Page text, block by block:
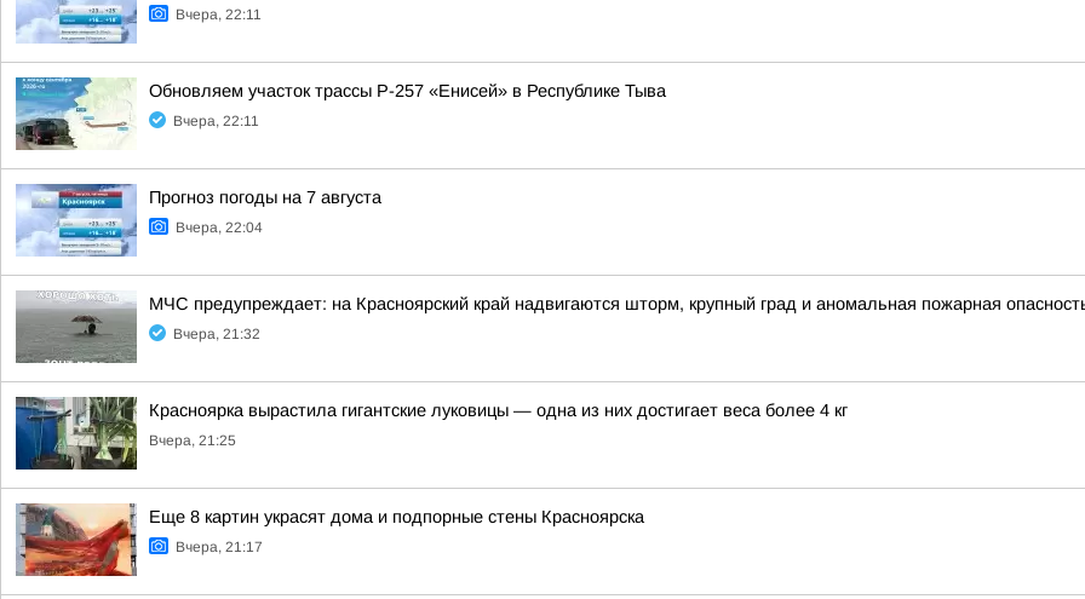
Вчера, 22:11
Обновляем участок трассы Р-257 «Енисей» в Республике Тыва
Вчера, 22:11
Прогноз погоды на 7 августа
Вчера, 22:04
МЧС предупреждает: на Красноярский край надвигаются шторм, крупный град и аномальная пожарная
Вчера, 21:32
Красноярка вырастила гигантские луковицы — одна из них достигает веса более 4 кг
Вчера, 21:25
Еще 8 картин украсят дома и подпорные стены Красноярска
Вчера, 21:17